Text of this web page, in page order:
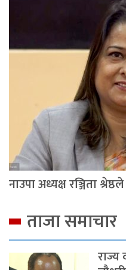
नाउपा अध्यक्ष रञ्जिता
ताजा समाचार
राज्य